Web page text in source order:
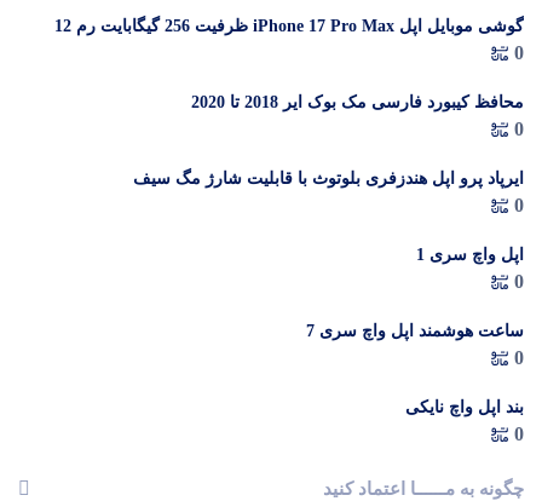
گوشی موبایل اپل iPhone 17 Pro Max ظرفیت 256 گیگابایت رم 12
گیگابایت (ZAA) – Not Active رجیستر شده
0
محافظ کیبورد فارسی مک بوک ایر 2018 تا 2020
0
ایرپاد پرو اپل هندزفری بلوتوث با قابلیت شارژ مگ سیف
0
اپل واچ سری 1
0
ساعت هوشمند اپل واچ سری 7
0
بند اپل واچ نایکی
0
چگونه به مــــــا اعتماد کنید